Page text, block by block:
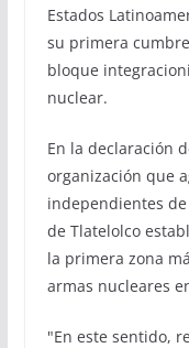
Estados
su primera
bloque
nuclear.
En la declaración
organización que
independientes
de Tlatelolco
la primera zona
armas nucleares
"En este sentido,